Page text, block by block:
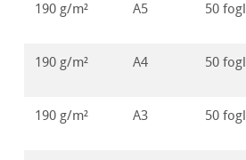
190 g/m² A5 50
190 g/m² A4 50
190 g/m² A3 50